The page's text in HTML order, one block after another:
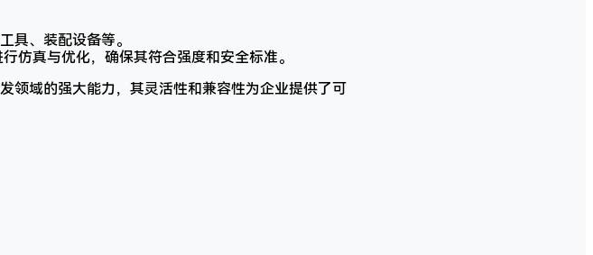
具、装配设备等。
仿真与优化，确保其符合强度和安全标准。
领域的强大能力，其灵活性和兼容性为企业提供了可